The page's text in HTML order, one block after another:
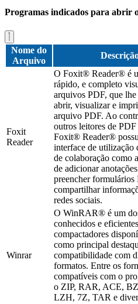
Programas indicados para abrir
Nome do
Arquivo
Foxit
Reader
O Foxit® Reader® é
rápido, e completo
arquivos PDF, que
abrir, visualizar e
arquivo PDF. Ao
outros leitores de
Foxit® Reader®
interface de utilização
de colaboração como
de adicionar
preencher formulários
compartilhar
redes sociais.
Winrar
O WinRAR® é um
conhecidos e eficientes
compactadores
como principal
compatibilidade com
formatos. Entre os
compatíveis com o
o ZIP, RAR, ACE,
LZH, 7Z, TAR e